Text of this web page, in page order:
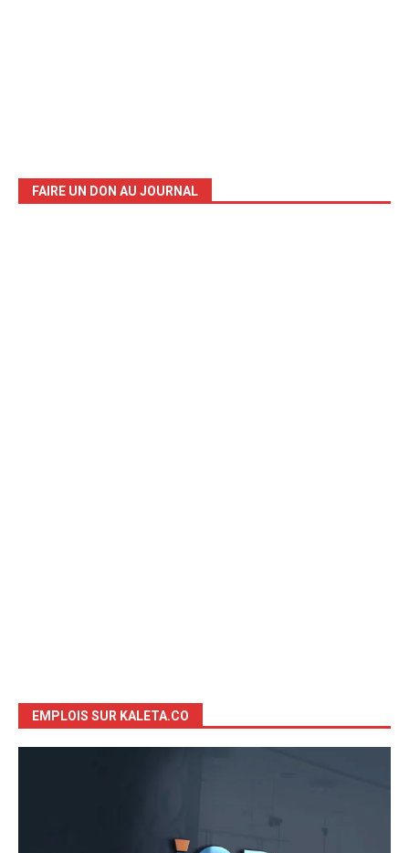
FAIRE UN DON AU JOURNAL
EMPLOIS SUR KALETA.CO